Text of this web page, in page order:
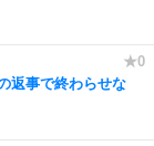
返事で終わらせな